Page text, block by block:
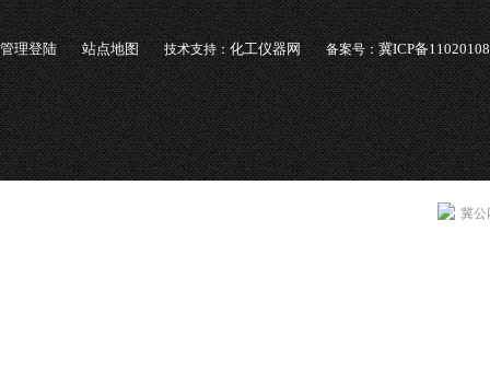
管理登陆 站点地图 技术支持：化工仪器网 备案号：冀ICP备
冀公